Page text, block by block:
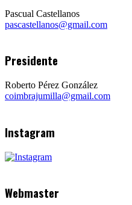
Pascual Castellanos
pascastellanos@gmail.com
Presidente
Roberto Pérez González
coimbrajumilla@gmail.com
Instagram
Webmaster